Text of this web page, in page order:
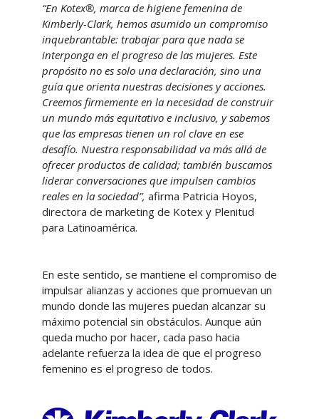
“En Kotex®, marca de higiene femenina de
Kimberly-Clark, hemos asumido un compromiso
inquebrantable: trabajar para que nada se
interponga en el progreso de las mujeres. Este
propósito no es solo una declaración, sino una
guía que orienta nuestras decisiones y acciones.
Creemos firmemente en la necesidad de construir
un mundo más equitativo e inclusivo, y sabemos
que las empresas tienen un rol clave en ese
desafío. Nuestra responsabilidad va más allá de
ofrecer productos de calidad; también buscamos
liderar conversaciones que impulsen cambios
reales en la sociedad”, afirma Patricia Hoyos,
directora de marketing de Kotex y Plenitud
para Latinoamérica.
En este sentido, se mantiene el compromiso de
impulsar alianzas y acciones que promuevan un
mundo donde las mujeres puedan alcanzar su
máximo potencial sin obstáculos. Aunque aún
queda mucho por hacer, cada paso hacia
adelante refuerza la idea de que el progreso
femenino es el progreso de todos.